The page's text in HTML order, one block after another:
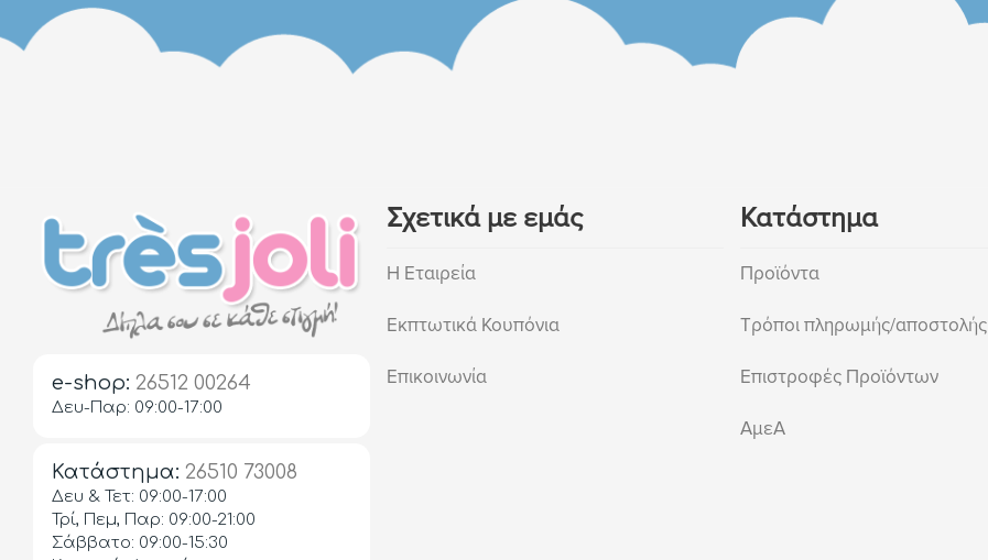
e-shop: 26512 00264
Δευ-Παρ: 09:00-17:00
Κατάστημα: 26510 73008
Δευ & Τετ: 09:00-17:00
Τρί, Πεμ, Παρ: 09:00-21:00
Σάββατο: 09:00-15:30
Σχετικά με εμάς
Η Εταιρεία
Εκπτωτικά Κουπόνια
Επικοινωνία
Κατάστημα
Προϊόντα
Τρόποι πληρωμής/αποστολής
Επιστροφές Προϊόντων
ΑμεΑ